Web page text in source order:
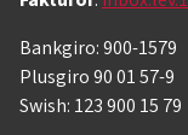
Bankgiro: 900-1579
Plusgiro 90 01 57-9
Swish: 123 900 15 79